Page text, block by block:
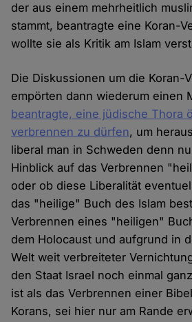
der aus einem mehrheitlich
stammt, beantragte eine Koran-
wollte sie als Kritik am Islam
Die Diskussionen um die Koran-
empörten dann wiederum einen
beantragte, eine jüdische Thora
verbrennen zu dürfen, um
liberal man in Schweden denn
Hinblick auf das Verbrennen
oder ob diese Liberalität
das "heilige" Buch des Islam
Verbrennen eines "heiligen"
dem Holocaust und aufgrund in
Welt weit verbreiteter
den Staat Israel noch einmal
ist als das Verbrennen einer
Korans, sei hier nur am Rande